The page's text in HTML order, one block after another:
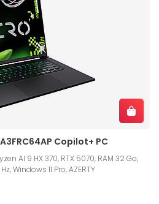
Copilot+ PC
AI 9 HX 370, RTX 5070, RAM 32 Go,
Windows 11 Pro, AZERTY